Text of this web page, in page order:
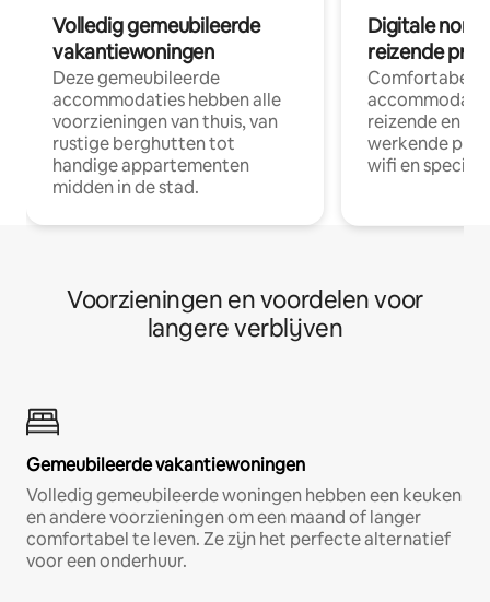
Volledig gemeubileerde
vakantiewoningen
Deze gemeubileerde
accommodaties hebben alle
voorzieningen van thuis, van
rustige berghutten tot
handige appartementen
midden in de stad.
Digitale
reizende
Comfortabele
reizende en
werkende
wifi en
Voorzieningen en voordelen voor
langere verblijven
Gemeubileerde vakantiewoningen
Volledig gemeubileerde woningen hebben een keuken
en andere voorzieningen om een maand of langer
comfortabel te leven. Ze zijn het perfecte alternatief
voor een onderhuur.